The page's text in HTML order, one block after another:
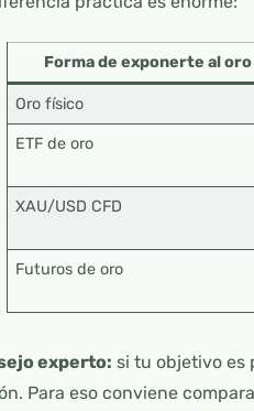
Forma de exponerte al oro
Oro físico
ETF de oro
XAU/USD CFD
Futuros de oro
experto: si tu objetivo es
Para eso conviene